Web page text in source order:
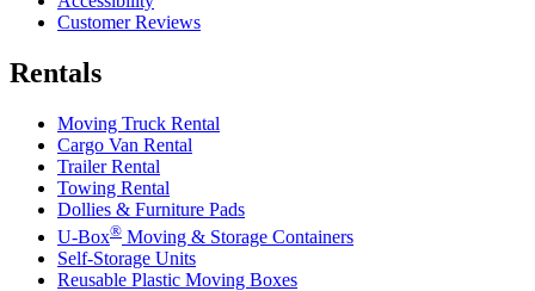
Customer Reviews
Rentals
Moving Truck Rental
Cargo Van Rental
Trailer Rental
Towing Rental
Dollies & Furniture Pads
U-Box® Moving & Storage Containers
Self-Storage Units
Reusable Plastic Moving Boxes